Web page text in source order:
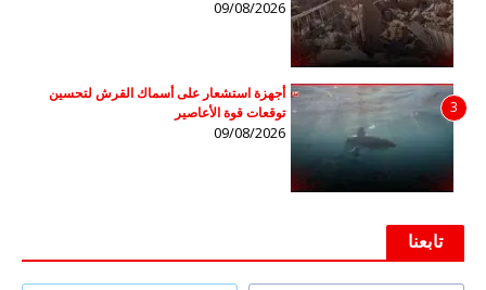
09/08/2026
3
أجهزة استشعار على أسماك القرش لتحسين
توقعات قوة الأعاصير
09/08/2026
تابعنا